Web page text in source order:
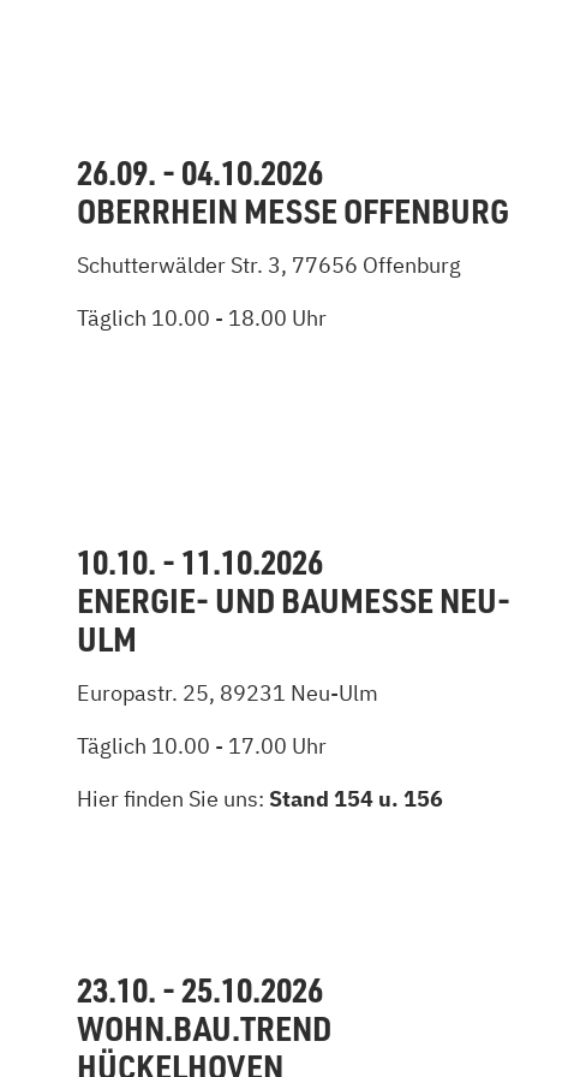
26.09. - 04.10.2026
OBERRHEIN MESSE OFFENBURG
Schutterwälder Str. 3, 77656 Offenburg
Täglich 10.00 - 18.00 Uhr
10.10. - 11.10.2026
ENERGIE- UND BAUMESSE NEU-
ULM
Europastr. 25, 89231 Neu-Ulm
Täglich 10.00 - 17.00 Uhr
Hier finden Sie uns: Stand 154 u. 156
23.10. - 25.10.2026
WOHN.BAU.TREND
HÜCKELHOVEN